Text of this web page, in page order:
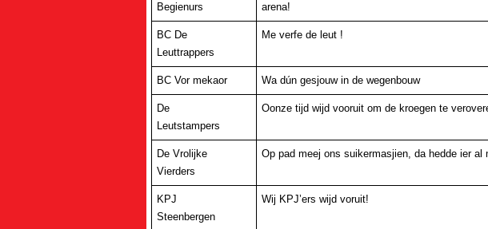
Begienurs
arena!
BC De
Leuttrappers
Me verfe de leut !
BC Vor mekaor Wa dún gesjouw in de wegenbouw
De
Leutstampers
Oonze tijd wijd vooruit om de kroegen te
De Vrolijke
Vierders
Op pad meej ons suikermasjien, da hedde ier al
KPJ
Steenbergen
Wij KPJ’ers wijd voruit!